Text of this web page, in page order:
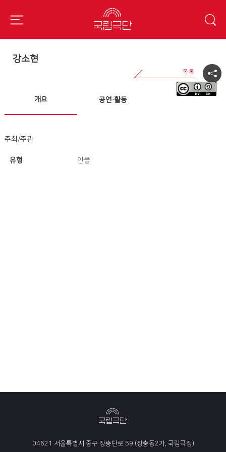
강소현
개요 공연·활동
주최/주관
유형 인물
04621 서울특별시 중구 장충단로 59 (장충동2가, 국립극장)